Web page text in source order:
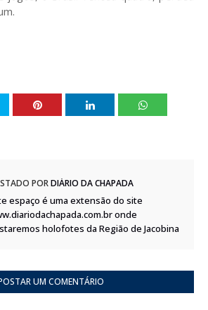
PORDIÁRIO DA CHAPADA
espaço é uma extensão do site
onde
holofotes da Região de Jacobina
UM COMENTÁRIO